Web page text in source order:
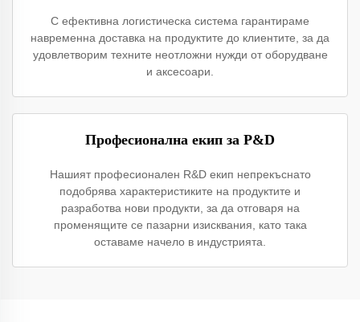
С ефективна логистическа система гарантираме
навременна доставка на продуктите до клиентите, за да
удовлетворим техните неотложни нужди от оборудване
и аксесоари.
Професионална екип за Р&D
Нашият професионален R&D екип непрекъснато
подобрява характеристиките на продуктите и
разработва нови продукти, за да отговаря на
променящите се пазарни изисквания, като така
оставаме начело в индустрията.